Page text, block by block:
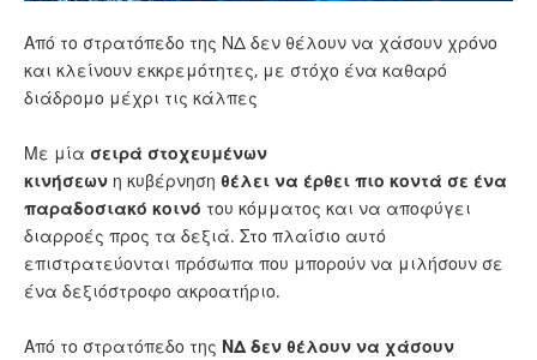
Από το στρατόπεδο της ΝΔ δεν θέλουν να χάσουν χρόνο
και κλείνουν εκκρεμότητες, με στόχο ένα καθαρό
διάδρομο μέχρι τις κάλπες
Με μία σειρά στοχευμένων
κινήσεων η κυβέρνηση θέλει να έρθει πιο κοντά σε ένα
παραδοσιακό κοινό του κόμματος και να αποφύγει
διαρροές προς τα δεξιά. Στο πλαίσιο αυτό
επιστρατεύονται πρόσωπα που μπορούν να μιλήσουν σε
ένα δεξιόστροφο ακροατήριο.
Από το στρατόπεδο της ΝΔ δεν θέλουν να χάσουν